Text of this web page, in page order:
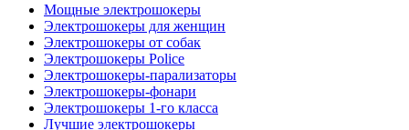
Мощные электрошокеры
Электрошокеры для женщин
Электрошокеры от собак
Электрошокеры Police
Электрошокеры-парализаторы
Электрошокеры-фонари
Электрошокеры 1-го класса
Лучшие электрошокеры